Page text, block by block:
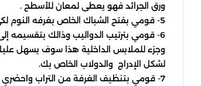
ورق الجرائد فهو يعطى لمعان للأسطح .
5- قومي بفتح الشباك الخاص بغرفه النوم لكي تدخل الشمس إلى الغرفة وتعقمها.
6- قومي بترتيب الدواليب وذالك بتقسيمه إلى عدة أقسام جزء لملابس الخروج وجزء لملابس البيت
وجزء للملابس الداخلية هذا سوف يسهل
لشكل الإدراج والدولاب الخاص بك.
7- قومي بتنظيف الغرفة من التراب واحضري جردل المسح ربه الماء الدافئ مع وضع بعض المطهر وسائل